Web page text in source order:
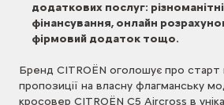
додаткових послуг:
фінансування, онлайн
фірмовий додаток тощо.
Бренд CITROЁN оголошує про старт
пропозиції на власну флагманську
кросовер CITROЁN C5 Aircross в